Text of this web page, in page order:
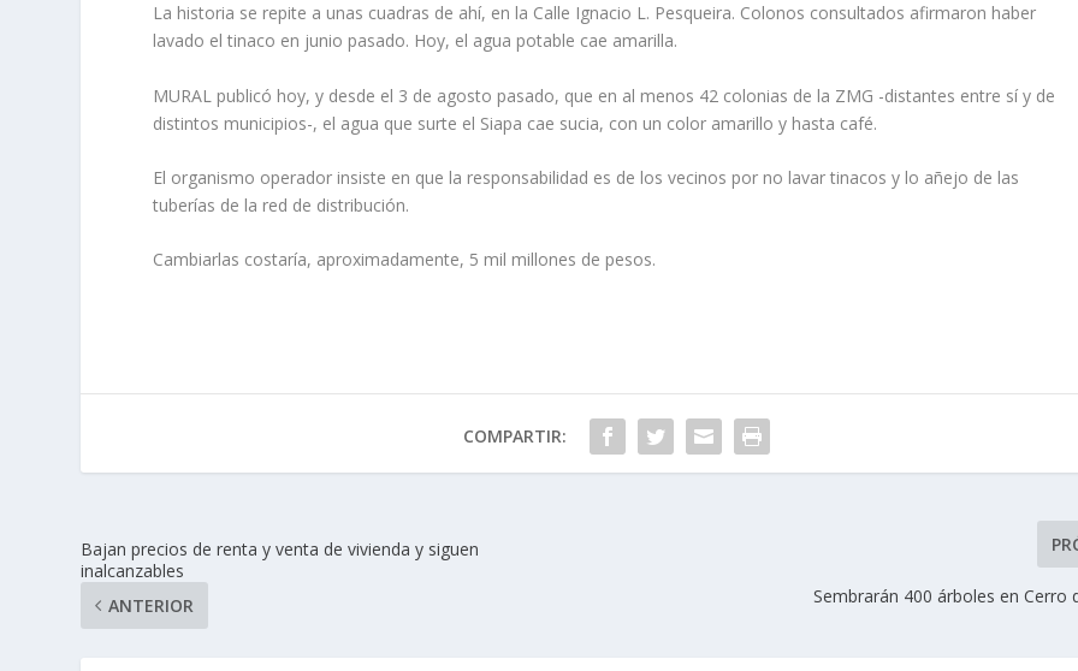
La historia se repite a unas cuadras de ahí, en la Calle Ignacio L. Pesqueira. Colonos consultados afirmaron haber
lavado el tinaco en junio pasado. Hoy, el agua potable cae amarilla.
MURAL publicó hoy, y desde el 3 de agosto pasado, que en al menos 42 colonias de la ZMG -distantes entre sí y de
distintos municipios-, el agua que surte el Siapa cae sucia, con un color amarillo y hasta café.
El organismo operador insiste en que la responsabilidad es de los vecinos por no lavar tinacos y lo añejo de las
tuberías de la red de distribución.
Cambiarlas costaría, aproximadamente, 5 mil millones de pesos.
COMPARTIR:
Bajan precios de renta y venta de vivienda y siguen
inalcanzables
ANTERIOR
Sembrarán 400 árboles en Cerro